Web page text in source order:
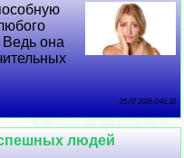
Ведь она
25 07 2026 0:41:32
людей